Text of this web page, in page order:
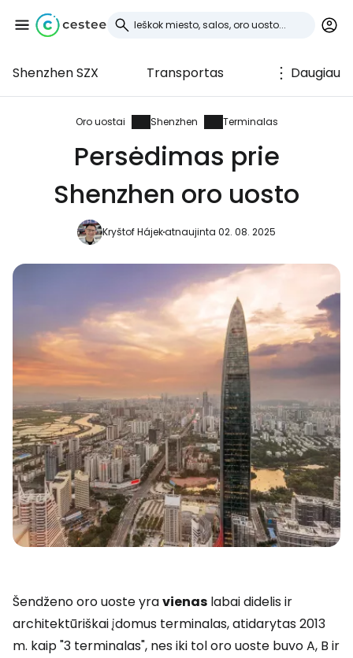
Shenzhen SZX Transportas Daugiau
Oro uostai Shenzhen Terminalas
Persėdimas prie
Shenzhen oro uosto
Kryštof Hájekatnaujinta 02. 08. 2025
Šendženo oro uoste yravienas labai didelis ir
architektūriškai įdomus terminalas, atidarytas 2013
m. kaip "3 terminalas", nes iki tol oro uoste buvo A, B ir
Prisijunkite prie
Cestee
... pasaulinė kelionių bendruomenė
Tęsti su Facebook
Tęsti el. paštu